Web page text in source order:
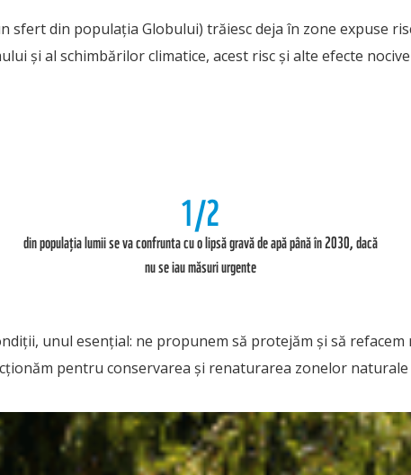
sfert din populația Globului) trăiesc deja în zone expuse
și al schimbărilor climatice, acest risc și alte efecte
1/2
din populația lumii se va confrunta cu o lipsă gravă de apă până în 2030, dacă
nu se iau măsuri urgente
unul esențial: ne propunem să protejăm și să
pentru conservarea și renaturarea zonelor